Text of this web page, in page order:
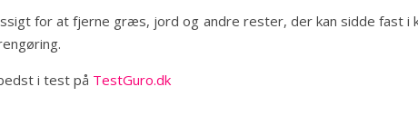
for at fjerne græs, jord og andre rester, der kan sidde fast i
i test på TestGuro.dk